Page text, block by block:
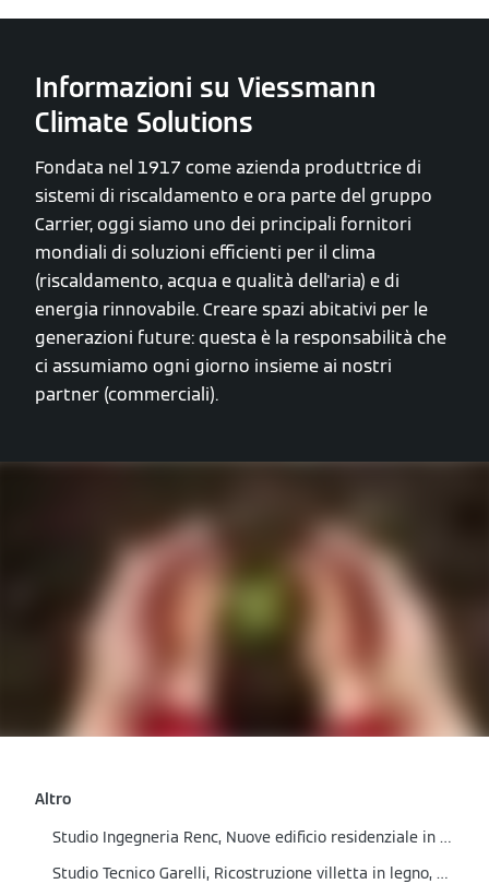
Informazioni su Viessmann
Climate Solutions
Fondata nel 1917 come azienda produttrice di
sistemi di riscaldamento e ora parte del gruppo
Carrier, oggi siamo uno dei principali fornitori
mondiali di soluzioni efficienti per il clima
(riscaldamento, acqua e qualità dell'aria) e di
energia rinnovabile. Creare spazi abitativi per le
generazioni future: questa è la responsabilità che
ci assumiamo ogni giorno insieme ai nostri
partner (commerciali).
Altro
Studio Ingegneria Renc, Nuove edificio residenziale in classe A+, Sondrio
Studio Tecnico Garelli, Ricostruzione villetta in legno, Medicina, Bologna